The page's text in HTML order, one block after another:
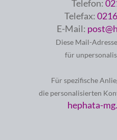
Telefon:
Telefax:
E-Mail:
Diese Mail-
für
Für spezifische
die personalisierten
hephata-